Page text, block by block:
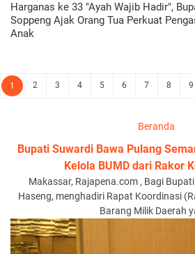
Harganas ke 33 "Ayah Wajib Hadir",
Soppeng Ajak Orang Tua Perkuat
Anak
1 2 3 4 5 6 7 8 9
Beranda
Bupati Suwardi Bawa Pulang
Kelola BUMD dari Rakor
Makassar, Rajapena.com , Bagi
Haseng, menghadiri Rapat Koordinasi
Barang Milik Daerah